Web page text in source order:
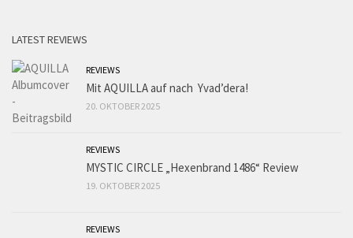
LATEST REVIEWS
REVIEWS
Mit AQUILLA auf nach Yvad’dera!
20. OKTOBER 2025
REVIEWS
MYSTIC CIRCLE „Hexenbrand 1486“ Review
19. OKTOBER 2025
REVIEWS